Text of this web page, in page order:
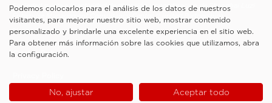
Sociedad sujeta a la actividad de dirección y coordinación de Shanghai Luzi
Enterprise Management Consultancy Center (Limited Partnership)
Notas legales
Cookie Policy
Podemos colocarlos para el análisis de los datos de nuestros
visitantes, para mejorar nuestro sitio web, mostrar contenido
personalizado y brindarle una excelente experiencia en el sitio web.
Para obtener más información sobre las cookies que utilizamos, abra
la configuración.
No, ajustar Aceptar todo